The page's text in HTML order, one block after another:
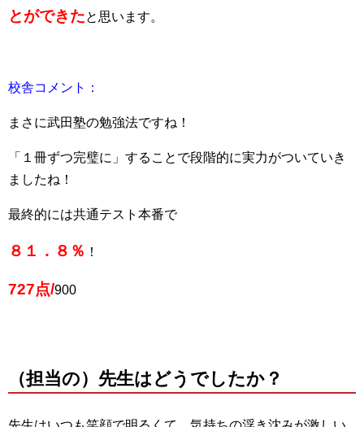
とができたと思います。
校舎コメント：
まさに武田塾の勉強法ですね！
「１冊ずつ完璧に」することで段階的に実力がついていき
ましたね！
最終的には共通テスト本番で
８１．８％ ！
727点/900
（担当の）先生はどうでしたか？